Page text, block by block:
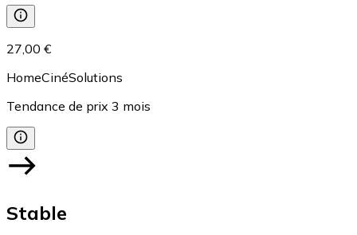
27,00 €
HomeCinéSolutions
Tendance de prix 3 mois
Stable